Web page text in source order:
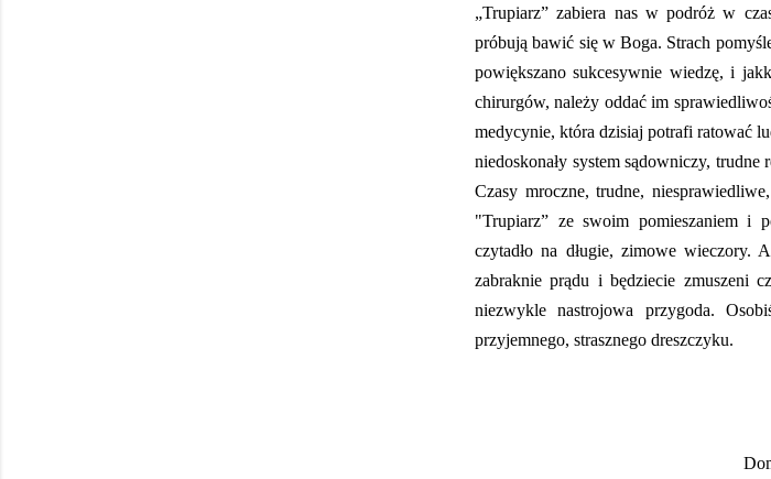
„Trupiarz” zabiera nas w podróż w
próbują bawić się w Boga. Strach
powiększano sukcesywnie wiedzę, i
chirurgów, należy oddać im
medycynie, która dzisiaj potrafi ratować
niedoskonały system sądowniczy,
Czasy mroczne, trudne,
"Trupiarz” ze swoim pomieszaniem i
czytadło na długie, zimowe
zabraknie prądu i będziecie zmuszeni
niezwykle nastrojowa przygoda.
przyjemnego, strasznego dreszczyku.